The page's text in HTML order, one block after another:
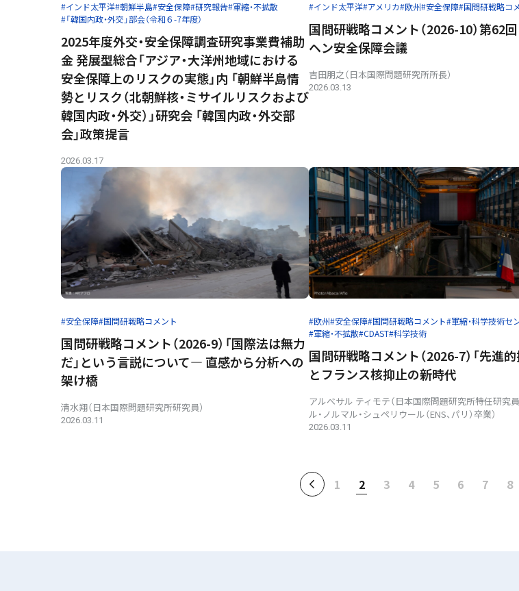
#インド太平洋#朝鮮半島#安全保障#研究報告#軍縮・不拡散
#「韓国内政・外交」部会（令和６-7年度）
2025年度外交・安全保障調査研究事業費補助
金 発展型総合「アジア・大洋州地域における
安全保障上のリスクの実態」内 「朝鮮半島情
勢とリスク（北朝鮮核・ミサイルリスクおよび
韓国内政・外交）」研究会 「韓国内政・外交部
会」政策提言
2026.03.17
#インド太平洋#アメリカ#欧州#安全保障#国問研戦略コ
国問研戦略コメント（2026-10）第62
ヘン安全保障会議
吉田朋之（日本国際問題研究所所長）
2026.03.13
#安全保障#国問研戦略コメント
国問研戦略コメント（2026-9）「国際法は無力
だ」という言説について― 直感から分析への
架け橋
清水翔（日本国際問題研究所研究員）
2026.03.11
#欧州#安全保障#国問研戦略コメント#軍縮・科学技術セ
#軍縮・不拡散#CDAST#科学技術
国問研戦略コメント（2026-7）「先進的
とフランス核抑止の新時代
アルべサル ティモテ（日本国際問題研究所特任研究
ル・ノルマル・シュペリウール（ENS、パリ）卒業）
2026.03.11
1 2 3 4 5 6 7 8